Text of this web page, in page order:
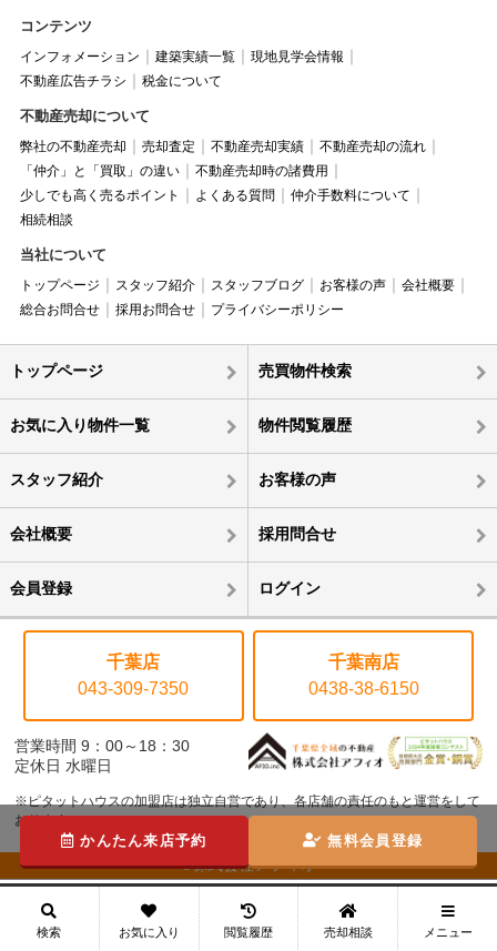
コンテンツ
インフォメーション 建築実績一覧
現地見学会情報
不動産広告チラシ
税金について
不動産売却について
弊社の不動産売却 売却査定 不動産売却実績
不動産売却の流れ
「仲介」と「買取」の違い
不動産売却時の諸費用
少しでも高く売るポイント
よくある質問
仲介手数料について
相続相談
当社について
トップページ スタッフ紹介 スタッフブログ お客様の声
会社概要
総合お問合せ
採用お問合せ プライバシーポリシー
トップページ 売買物件検索
お気に入り物件一覧 物件閲覧履歴
スタッフ紹介 お客様の声
会社概要 採用問合せ
会員登録 ログイン
千葉店
043-309-7350
千葉南店
0438-38-6150
営業時間 9：00～18：30
定休日 水曜日
※ピタットハウスの加盟店は独立自営であり、各店舗の責任のもと運営をして
おります。
©株式会社アフィオ
かんたん来店予約 無料会員登録
検索 お気に入り 閲覧履歴 売却相談 メニュー